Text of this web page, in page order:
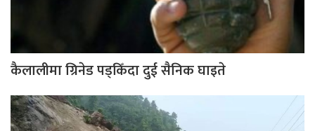
कैलालीमा ग्रिनेड पड्किँदा दुई सैनिक घाइते